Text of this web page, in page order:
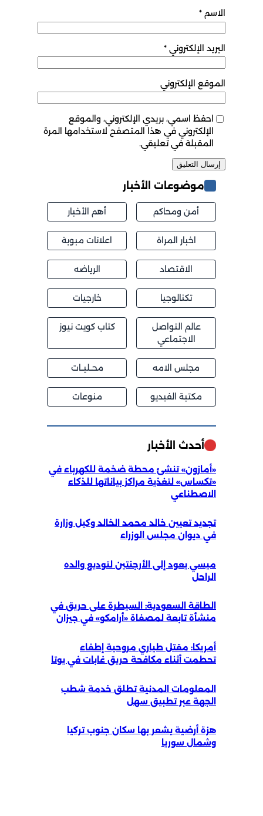
الاسم *
البريد الإلكتروني *
الموقع الإلكتروني
احفظ اسمي، بريدي الإلكتروني، والموقع
الإلكتروني في هذا المتصفح لاستخدامها المرة
المقبلة في تعليقي.
موضوعات الأخبار
أمن ومحاكم أهم الأخبار
اخبار المراة اعلانات مبوبة
الاقتصاد الرياضه
تكنالوجيا خارجيات
عالم التواصل
الاجتماعي
كتاب كويت نيوز
مجلس الامه محــليــات
مكتبة الفيديو منوعات
أحدث الأخبار
«أمازون» تنشئ محطة ضخمة للكهرباء في
«تكساس» لتغذية مراكز بياناتها للذكاء
الاصطناعي
تجديد تعيين خالد محمد الخالد وكيل وزارة
في ديوان مجلس الوزراء
ميسي يعود إلى الأرجنتين لتوديع والده
الراحل
الطاقة السعودية: السيطرة على حريق في
منشأة تابعة لمصفاة «أرامكو» في جيزان
أمريكا: مقتل طياري مروحية إطفاء
تحطمت أثناء مكافحة حريق غابات في يوتا
المعلومات المدنية تطلق خدمة شطب
الجهة عبر تطبيق سهل
هزة أرضية يشعر بها سكان جنوب تركيا
وشمال سوريا